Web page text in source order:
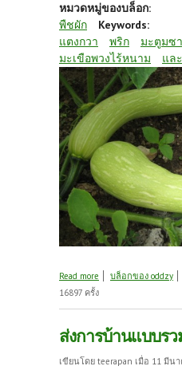
หมวดหมู่ของบล็อก:
พืชผัก
Keywords:
แตงกวา
พริก มะตูมซ
มะเขือพวงไร้หนาม
แล
Read more about ผลผลิตในสวน
บล็อกของ oddzy
16897 ครั้ง
ส่งการบ้านแบบร
เขียนโดย teerapan เมื่อ 11 มีนา